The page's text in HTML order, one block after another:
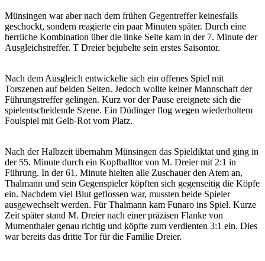
Münsingen war aber nach dem frühen Gegentreffer keinesfalls
geschockt, sondern reagierte ein paar Minuten später. Durch eine
herrliche Kombination über die linke Seite kam in der 7. Minute der
Ausgleichstreffer. T Dreier bejubelte sein erstes Saisontor.
Nach dem Ausgleich entwickelte sich ein offenes Spiel mit
Torszenen auf beiden Seiten. Jedoch wollte keiner Mannschaft der
Führungstreffer gelingen. Kurz vor der Pause ereignete sich die
spielentscheidende Szene. Ein Düdinger flog wegen wiederholtem
Foulspiel mit Gelb-Rot vom Platz.
Nach der Halbzeit übernahm Münsingen das Spieldiktat und ging in
der 55. Minute durch ein Kopfballtor von M. Dreier mit 2:1 in
Führung. In der 61. Minute hielten alle Zuschauer den Atem an,
Thalmann und sein Gegenspieler köpften sich gegenseitig die Köpfe
ein. Nachdem viel Blut geflossen war, mussten beide Spieler
ausgewechselt werden. Für Thalmann kam Funaro ins Spiel. Kurze
Zeit später stand M. Dreier nach einer präzisen Flanke von
Mumenthaler genau richtig und köpfte zum verdienten 3:1 ein. Dies
war bereits das dritte Tor für die Familie Dreier.